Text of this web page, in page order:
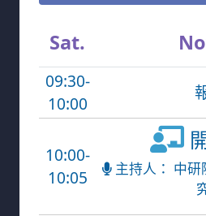
Sat.
09:30-
10:00
10:00-
10:05
主持人： 中